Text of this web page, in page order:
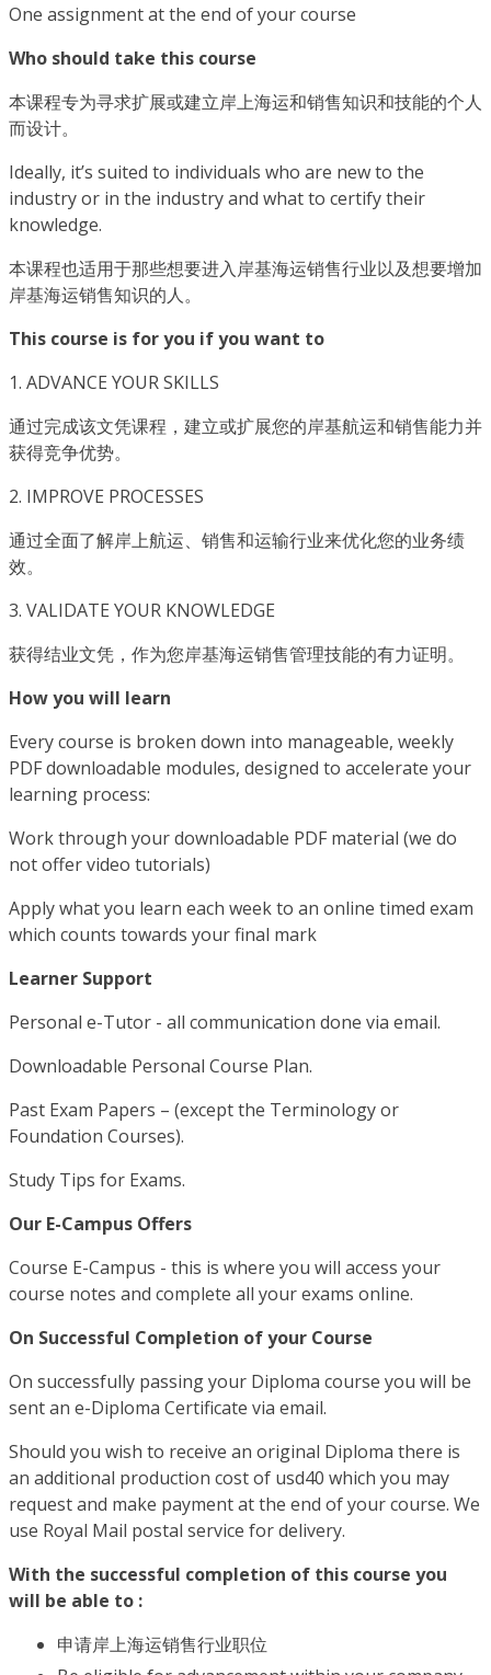
One assignment at the end of your course
Who should take this course
本课程专为寻求扩展或建立岸上海运和销售知识和技能的个人
而设计。
Ideally, it’s suited to individuals who are new to the
industry or in the industry and what to certify their
knowledge.
本课程也适用于那些想要进入岸基海运销售行业以及想要增加
岸基海运销售知识的人。
This course is for you if you want to
1. ADVANCE YOUR SKILLS
通过完成该文凭课程，建立或扩展您的岸基航运和销售能力并
获得竞争优势。
2. IMPROVE PROCESSES
通过全面了解岸上航运、销售和运输行业来优化您的业务绩
效。
3. VALIDATE YOUR KNOWLEDGE
获得结业文凭，作为您岸基海运销售管理技能的有力证明。
How you will learn
Every course is broken down into manageable, weekly
PDF downloadable modules, designed to accelerate your
learning process:
Work through your downloadable PDF material (we do
not offer video tutorials)
Apply what you learn each week to an online timed exam
which counts towards your final mark
Learner Support
Personal e-Tutor - all communication done via email.
Downloadable Personal Course Plan.
Past Exam Papers – (except the Terminology or
Foundation Courses).
Study Tips for Exams.
Our E-Campus Offers
Course E-Campus - this is where you will access your
course notes and complete all your exams online.
On Successful Completion of your Course
On successfully passing your Diploma course you will be
sent an e-Diploma Certificate via email.
Should you wish to receive an original Diploma there is
an additional production cost of usd40 which you may
request and make payment at the end of your course. We
use Royal Mail postal service for delivery.
With the successful completion of this course you
will be able to :
申请岸上海运销售行业职位